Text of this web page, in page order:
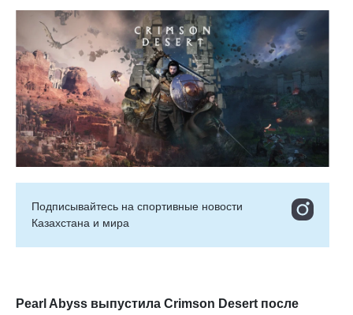
Подписывайтесь на cпортивные новости
Казахстана и мира
Pearl Abyss выпустила Crimson Desert после